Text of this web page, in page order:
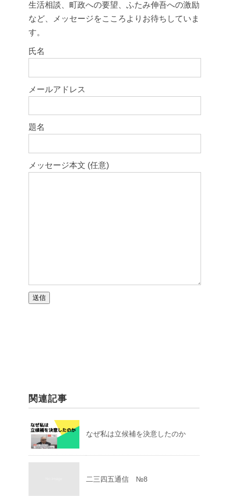
生活相談、町政への要望、ふたみ伸吾への激励
など、メッセージをこころよりお待ちしていま
す。
このフィールドは空のままにしてください。
氏名
メールアドレス
題名
メッセージ本文 (任意)
関連記事
なぜ私は立候補を決意したのか
二三四五通信 №8